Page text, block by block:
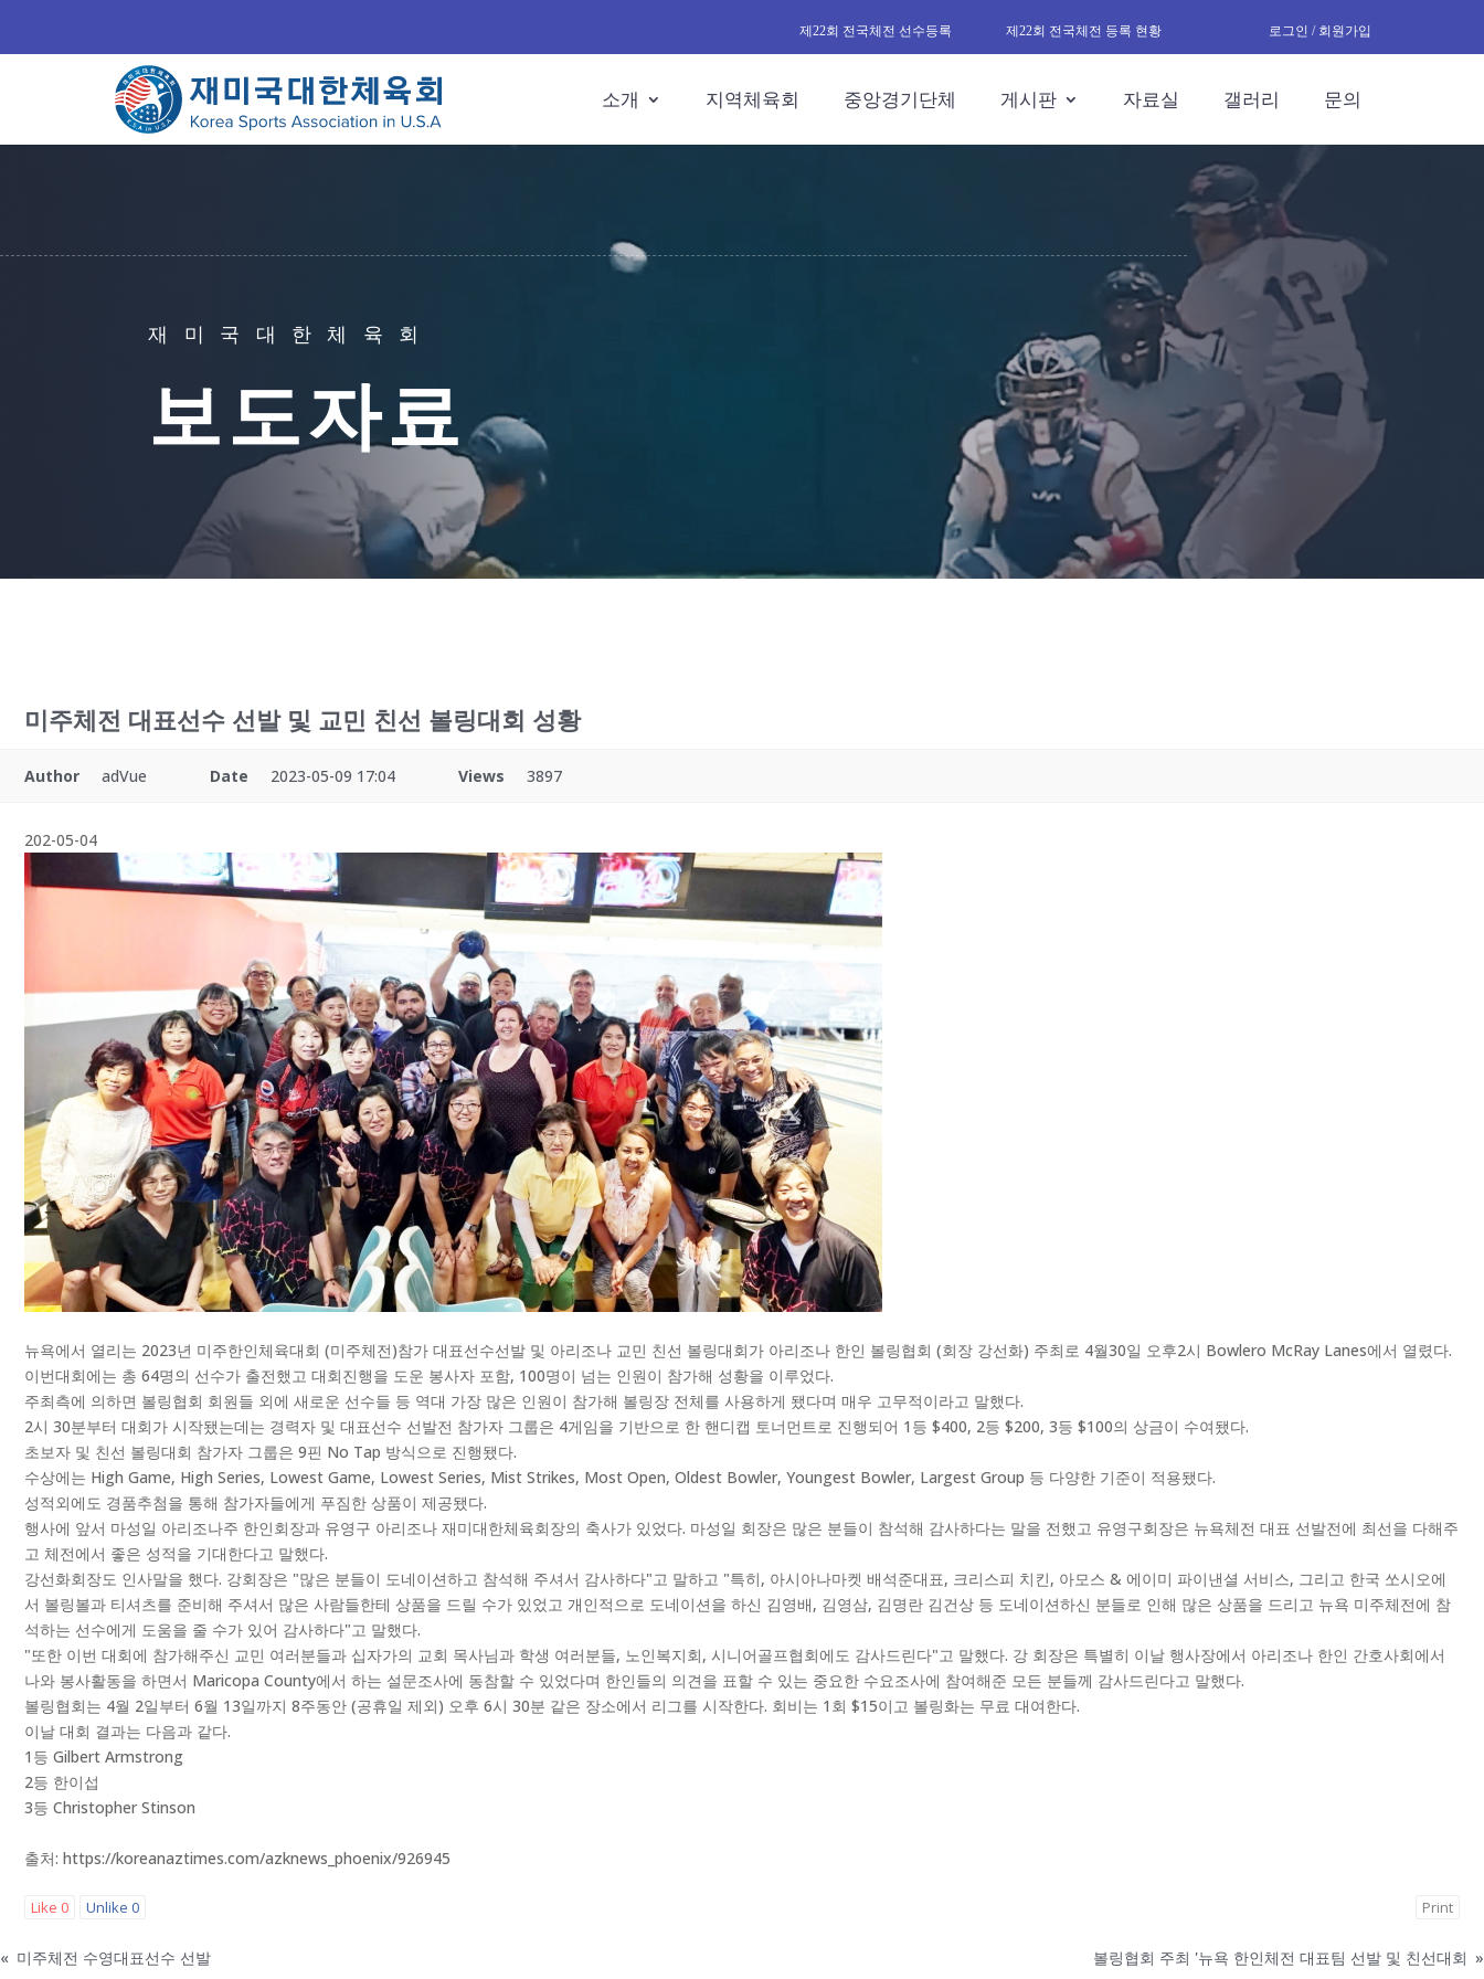
제22회 전국체전 선수등록 제22회 전국체전 등록 현황 로그인 / 회원가입
소개 지역체육회 중앙경기단체 게시판 자료실 갤러리 문의
재미국대한체육회
보도자료
미주체전 대표선수 선발 및 교민 친선 볼링대회 성황
Author adVue Date 2023-05-09 17:04 Views 3897
202-05-04
뉴욕에서 열리는 2023년 미주한인체육대회 (미주체전)참가 대표선수선발 및 아리조나 교민 친선 볼링대회가 아리조나 한인 볼링협회 (회장 강선화) 주최로 4월30일 오후2시 Bowlero McRay Lanes에서 열렸다.
이번대회에는 총 64명의 선수가 출전했고 대회진행을 도운 봉사자 포함, 100명이 넘는 인원이 참가해 성황을 이루었다.
주최측에 의하면 볼링협회 회원들 외에 새로운 선수들 등 역대 가장 많은 인원이 참가해 볼링장 전체를 사용하게 됐다며 매우 고무적이라고 말했다.
2시 30분부터 대회가 시작됐는데는 경력자 및 대표선수 선발전 참가자 그룹은 4게임을 기반으로 한 핸디캡 토너먼트로 진행되어 1등 $400, 2등 $200, 3등 $100의 상금이 수여됐다.
초보자 및 친선 볼링대회 참가자 그룹은 9핀 No Tap 방식으로 진행됐다.
수상에는 High Game, High Series, Lowest Game, Lowest Series, Mist Strikes, Most Open, Oldest Bowler, Youngest Bowler, Largest Group 등 다양한 기준이 적용됐다.
성적외에도 경품추첨을 통해 참가자들에게 푸짐한 상품이 제공됐다.
행사에 앞서 마성일 아리조나주 한인회장과 유영구 아리조나 재미대한체육회장의 축사가 있었다. 마성일 회장은 많은 분들이 참석해 감사하다는 말을 전했고 유영구회장은 뉴욕체전 대표 선발전에 최선을 다해주
고 체전에서 좋은 성적을 기대한다고 말했다.
강선화회장도 인사말을 했다. 강회장은 "많은 분들이 도네이션하고 참석해 주셔서 감사하다"고 말하고 "특히, 아시아나마켓 배석준대표, 크리스피 치킨, 아모스 & 에이미 파이낸셜 서비스, 그리고 한국 쏘시오에
서 볼링볼과 티셔츠를 준비해 주셔서 많은 사람들한테 상품을 드릴 수가 있었고 개인적으로 도네이션을 하신 김영배, 김영삼, 김명란 김건상 등 도네이션하신 분들로 인해 많은 상품을 드리고 뉴욕 미주체전에 참
석하는 선수에게 도움을 줄 수가 있어 감사하다"고 말했다.
"또한 이번 대회에 참가해주신 교민 여러분들과 십자가의 교회 목사님과 학생 여러분들, 노인복지회, 시니어골프협회에도 감사드린다"고 말했다. 강 회장은 특별히 이날 행사장에서 아리조나 한인 간호사회에서
나와 봉사활동을 하면서 Maricopa County에서 하는 설문조사에 동참할 수 있었다며 한인들의 의견을 표할 수 있는 중요한 수요조사에 참여해준 모든 분들께 감사드린다고 말했다.
볼링협회는 4월 2일부터 6월 13일까지 8주동안 (공휴일 제외) 오후 6시 30분 같은 장소에서 리그를 시작한다. 회비는 1회 $15이고 볼링화는 무료 대여한다.
이날 대회 결과는 다음과 같다.
1등 Gilbert Armstrong
2등 한이섭
3등 Christopher Stinson
출처: https://koreanaztimes.com/azknews_phoenix/926945
Like 0 Unlike 0 Print
« 미주체전 수영대표선수 선발 볼링협회 주최 '뉴욕 한인체전 대표팀 선발 및 친선대회 »